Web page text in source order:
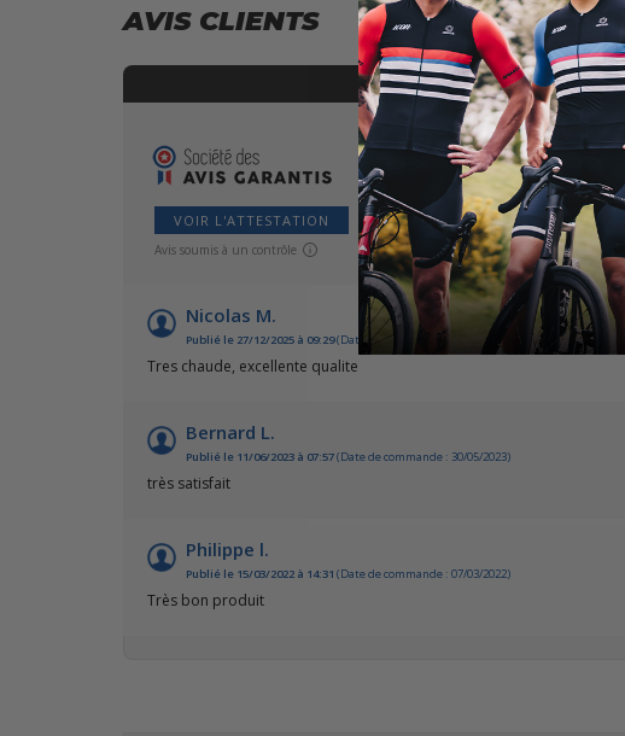
AVIS CLIENTS
VOIR L'ATTESTATION
Avis soumis à un contrôle
Nicolas M.
Publié le 27/12/2025 à 09:29(Date de commande : 06/12/2025)
Tres chaude, excellente qualite
Bernard L.
Publié le 11/06/2023 à 07:57(Date de commande : 30/05/2023)
très satisfait
Philippe l.
Publié le 15/03/2022 à 14:31 (Date de commande : 07/03/2022)
Très bon produit